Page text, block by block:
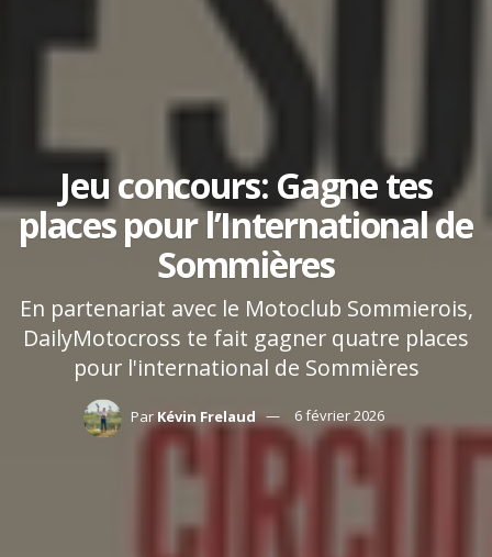
Jeu concours: Gagne tes
places pour l’International de
Sommières
En partenariat avec le Motoclub Sommierois,
DailyMotocross te fait gagner quatre places
pour l'international de Sommières
ParKévin Frelaud 6 février 2026